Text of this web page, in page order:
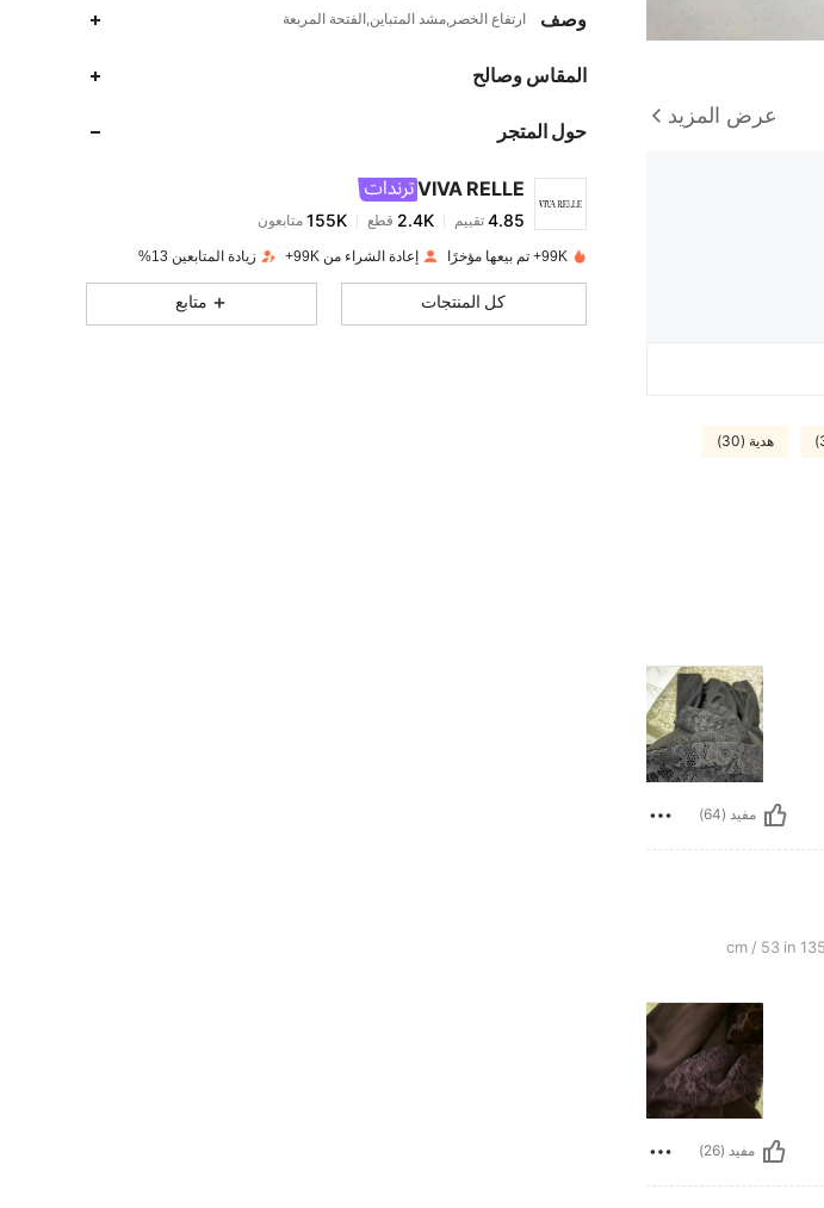
عرض المزيد
هدية (30)
مفيد (64)
مفيد (26)
وصف ارتفاع الخصر,مشد المتباين,الفتحة المربعة
المقاس وصالح
حول المتجر
VIVA RELLE
4.85
2.4Kقطع
A***3 تم دفعمنذ 1 يوم
99K+ تم بيعها مؤخرًا إعادة الشراء من 99K+ زيادة المتابعين 13%
كل المنتجات متابع